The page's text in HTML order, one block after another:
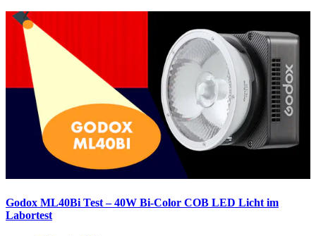
Godox ML40Bi Test – 40W Bi-Color COB LED Licht im
Labortest